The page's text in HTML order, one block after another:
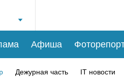
Афиша
Дежурная часть IT новости